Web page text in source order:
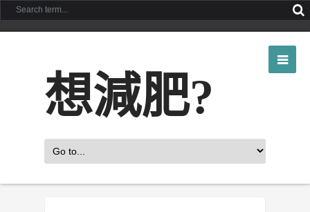
想減肥?